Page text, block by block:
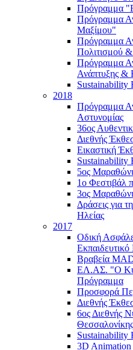
Πρόγραμμα
Πρόγραμμα
Μαξίμου"
Πρόγραμμα
Πολιτισμού
Πρόγραμμα
Ανάπτυξης &
Sustainability
2018
Πρόγραμμα
Αστυνομίας
36ος
Διεθνής
Εικαστική
Sustainability
5ος
1ο Φεστιβάλ
3ος
Δράσεις για
Ηλείας
2017
Οδική
Βραβεία
ΕΛ.ΑΣ. "Ο
Πρόγραμμα
Προσφορά
Διεθνής
6ος Διεθνής
Θεσσαλονίκης
Sustainability
3D